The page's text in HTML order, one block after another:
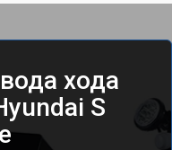
хода
S